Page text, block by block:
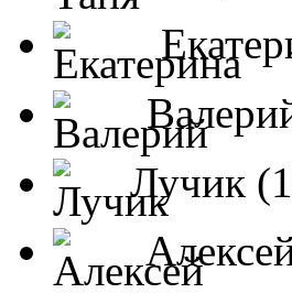
Лучик